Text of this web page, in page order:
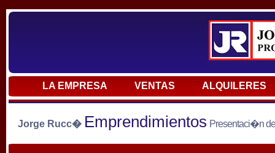
LA EMPRESA VENTAS ALQUILERES
Jorge Rucc� Emprendimientos Presentaci�n